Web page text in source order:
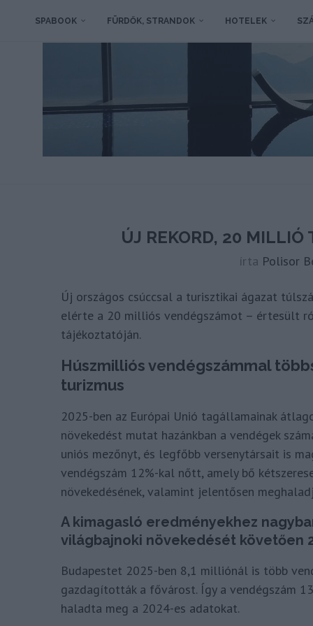
SPABOOK FÜRDŐK, STRANDOK HOTELEK
ÚJ REKORD, 20 MILLIÓ
írta Polisor
Új országos csúccsal a turisztikai ágazat
elérte a 20 milliós vendégszámot – értesült
tájékoztatóján.
Húszmilliós vendégszámmal
turizmus
2025-ben az Európai Unió tagállamainak
növekedést mutat hazánkban a vendégek
uniós mezőnyt, és legfőbb versenytársait is
vendégszám 12%-kal nőtt, amely bő
növekedésének, valamint jelentősen
A kimagasló eredményekhez
világbajnoki növekedését követően
Budapestet 2025-ben 8,1 milliónál is több
gazdagították a fővárost. Így a vendégszám
haladta meg a 2024-es adatokat.